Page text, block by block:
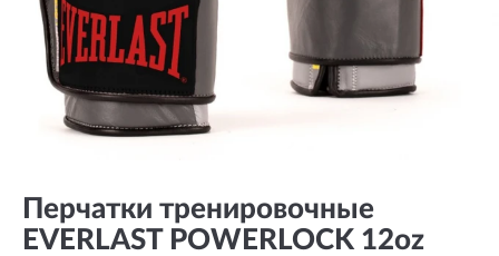
Перчатки тренировочные
EVERLAST POWERLOCK 12oz